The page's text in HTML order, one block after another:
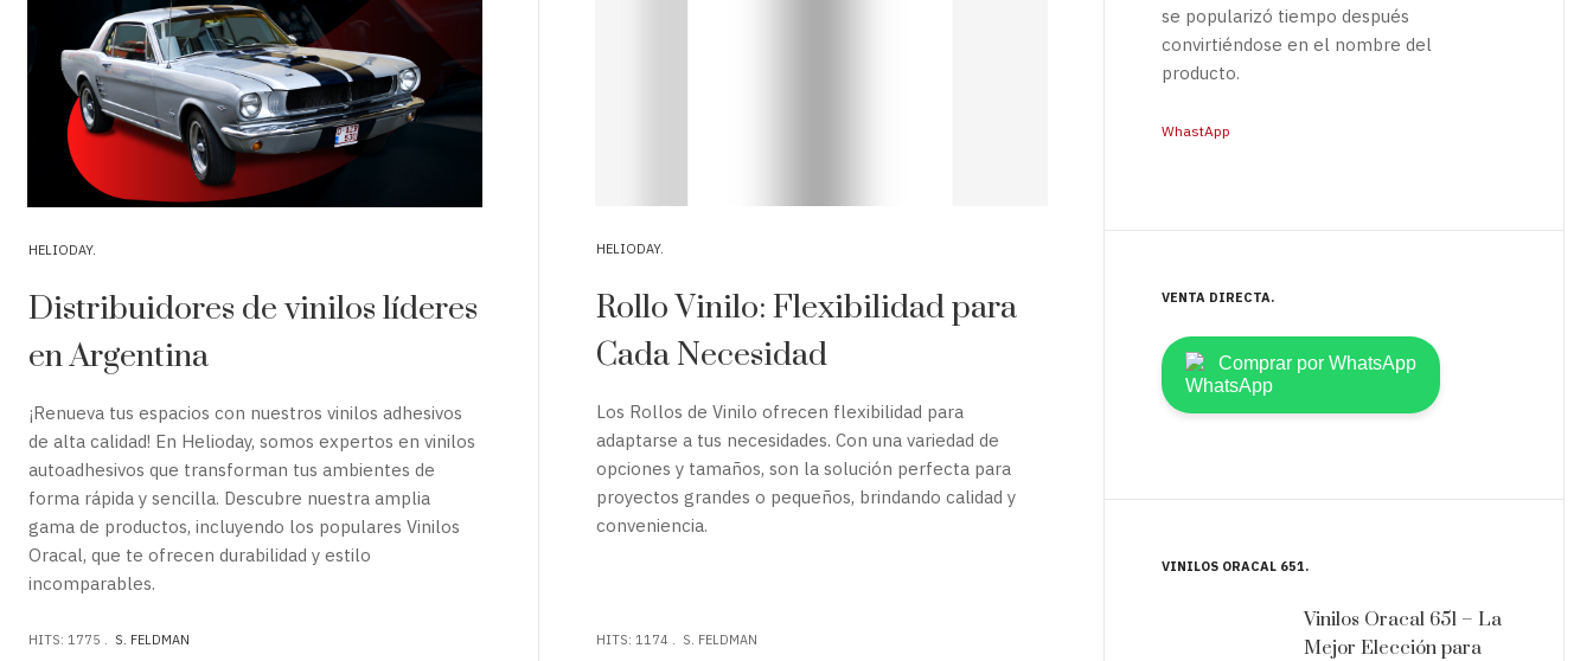
HELIODAY
Distribuidores de vinilos líderes
en Argentina
¡Renueva tus espacios con nuestros vinilos adhesivos
de alta calidad! En Helioday, somos expertos en vinilos
autoadhesivos que transforman tus ambientes de
forma rápida y sencilla. Descubre nuestra amplia
gama de productos, incluyendo los populares Vinilos
Oracal, que te ofrecen durabilidad y estilo
incomparables.
HITS: 1775 S. FELDMAN
HELIODAY
Rollo Vinilo: Flexibilidad para
Cada Necesidad
Los Rollos de Vinilo ofrecen flexibilidad para
adaptarse a tus necesidades. Con una variedad de
opciones y tamaños, son la solución perfecta para
proyectos grandes o pequeños, brindando calidad y
conveniencia.
HITS: 1174 S. FELDMAN
se popularizó tiempo después
convirtiéndose en el nombre del
producto.
WhastApp
VENTA DIRECTA
Comprar por WhatsApp
VINILOS ORACAL 651
Vinilos Oracal 651 – La
Mejor Elección para